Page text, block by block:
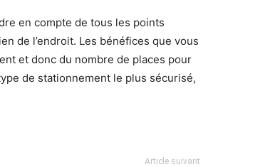
en compte de tous les points
de l’endroit. Les bénéfices que vous
et donc du nombre de places pour
de stationnement le plus sécurisé,
Article suivant